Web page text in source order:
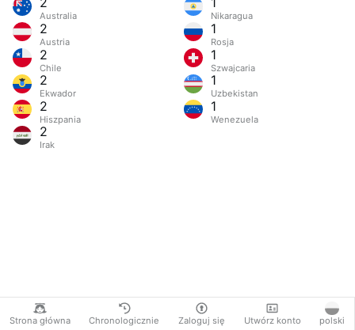
Strona główna Chronologicznie Zaloguj się Utwórz konto polski
Australia
2
Austria
2
Chile
2
Ekwador
2
Hiszpania
2
Irak
Nikaragua
1
Rosja
1
Szwajcaria
1
Uzbekistan
1
Wenezuela